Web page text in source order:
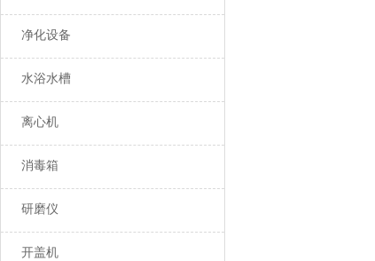
净化设备
水浴水槽
离心机
消毒箱
研磨仪
开盖机